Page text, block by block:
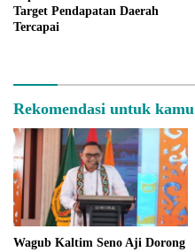
Target Pendapatan Daerah
Tercapai
Rekomendasi untuk kamu
Wagub Kaltim Seno Aji Dorong